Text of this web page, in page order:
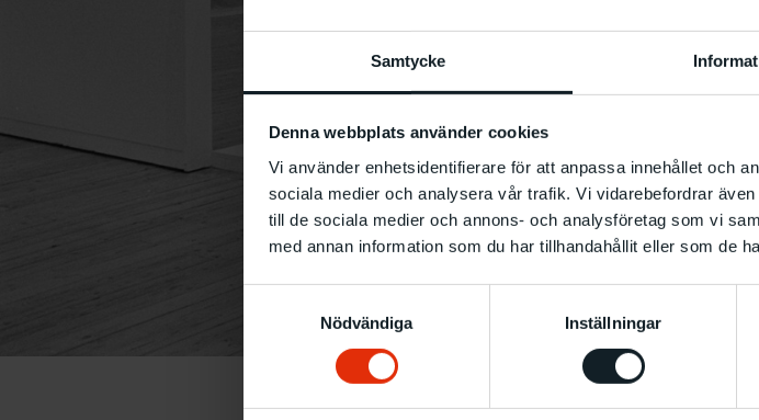
Samtycke
Denna webbplats använder cookies
Vi använder enhetsidentifierare för att anpassa innehållet och
sociala medier och analysera vår trafik. Vi vidarebefordrar
till de sociala medier och annons- och analysföretag som vi
med annan information som du har tillhandahållit eller som de
Nödvändiga
Inställningar